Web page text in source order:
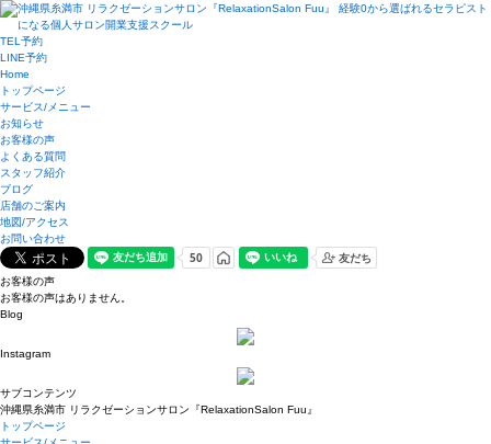
TEL予約
LINE予約
Home
トップページ
サービス/メニュー
お知らせ
お客様の声
よくある質問
スタッフ紹介
ブログ
店舗のご案内
地図/アクセス
お問い合わせ
お客様の声
お客様の声はありません。
Blog
Instagram
サブコンテンツ
沖縄県糸満市 リラクゼーションサロン『RelaxationSalon Fuu』
トップページ